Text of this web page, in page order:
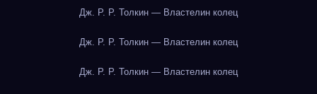
Дж. Р. Р. Толкин — Властелин колец
Дж. Р. Р. Толкин — Властелин колец
Дж. Р. Р. Толкин — Властелин колец